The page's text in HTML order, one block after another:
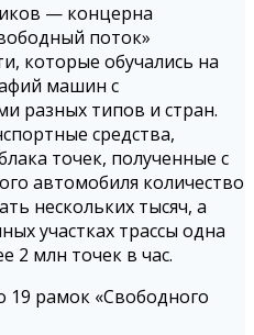
— концерна
поток»
которые обучались на
машин с
разных типов и стран.
средства,
точек, полученные с
автомобиля количество
нескольких тысяч, а
участках трассы одна
2 млн точек в час.
19 рамок «Свободного